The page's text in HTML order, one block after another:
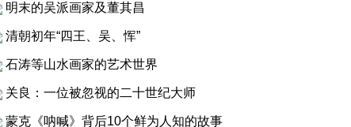
明末的吴派画家及董其昌
清朝初年“四王、吴、恽”
石涛等山水画家的艺术世界
关良：一位被忽视的二十世纪大师
蒙克《呐喊》背后10个鲜为人知的故事